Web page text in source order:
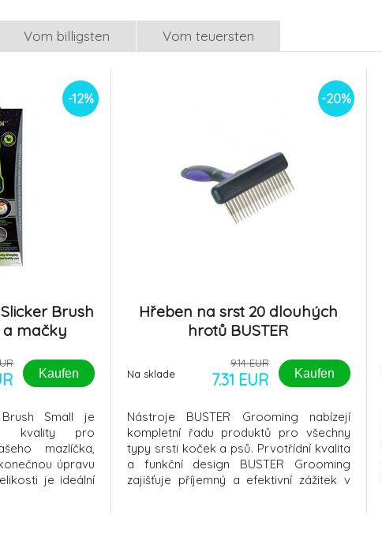
13.23 EUR
lepivý na zvířecí
5.81 EUR
4.82 EUR
Váleček lepivý ANAH
4.65 EUR
3.86 EUR
Vom billigsten Vom teuersten
-12%
Brush
a mačky
Kaufen
Brush Small je
kvality pro
mazlíčka,
úpravu
je ideální
-20%
Hřeben na srst 20 dlouhých
hrotů BUSTER
Na sklade
9.14 EUR
7.31 EUR Kaufen
Nástroje BUSTER Grooming nabízejí
kompletní řadu produktů pro všechny
typy srsti koček a psů. Prvotřídní kvalita
a funkční design BUSTER Grooming
zajišťuje příjemný a efektivní zážitek v